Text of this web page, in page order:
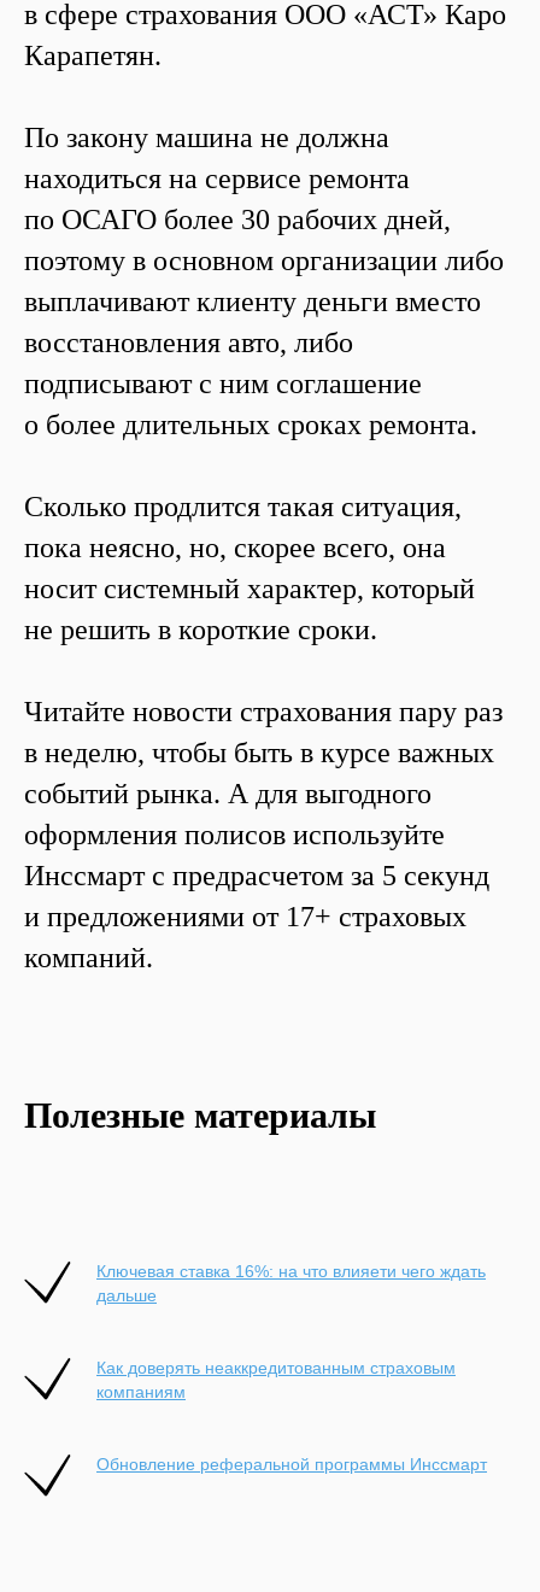
в сфере страхования ООО «АСТ» Каро
Карапетян.
По закону машина не должна
находиться на сервисе ремонта
по ОСАГО более 30 рабочих дней,
поэтому в основном организации либо
выплачивают клиенту деньги вместо
восстановления авто, либо
подписывают с ним соглашение
о более длительных сроках ремонта.
Сколько продлится такая ситуация,
пока неясно, но, скорее всего, она
носит системный характер, который
не решить в короткие сроки.
Читайте новости страхования пару раз
в неделю, чтобы быть в курсе важных
событий рынка. А для выгодного
оформления полисов используйте
Инссмарт с предрасчетом за 5 секунд
и предложениями от 17+ страховых
компаний.
Полезные материалы
Ключевая ставка 16%: на что влияети чего ждать
дальше
Как доверять неаккредитованным страховым
компаниям
Обновление реферальной программы Инссмарт